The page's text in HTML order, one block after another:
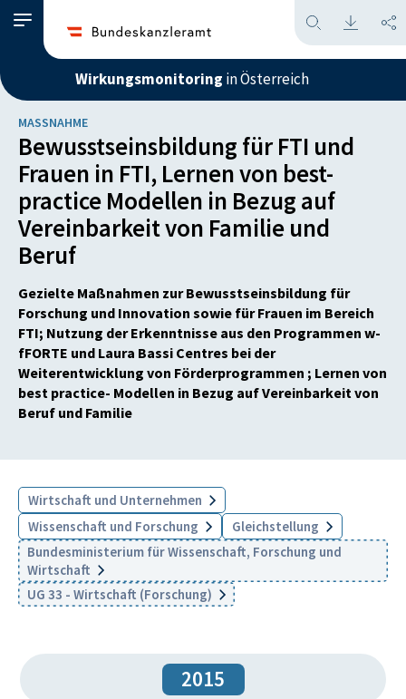
Wirkungsmonitoring in Österreich
MASSNAHME
Bewusstseinsbildung für FTI und
Frauen in FTI, Lernen von best-
practice Modellen in Bezug auf
Vereinbarkeit von Familie und
Beruf
Gezielte Maßnahmen zur Bewusstseinsbildung für
Forschung und Innovation sowie für Frauen im Bereich
FTI; Nutzung der Erkenntnisse aus den Programmen w-
fFORTE und Laura Bassi Centres bei der
Weiterentwicklung von Förderprogrammen ; Lernen von
best practice- Modellen in Bezug auf Vereinbarkeit von
Beruf und Familie
Wirtschaft und Unternehmen
Wissenschaft und Forschung
Gleichstellung
Bundesministerium für Wissenschaft, Forschung und
Wirtschaft
UG 33 - Wirtschaft (Forschung)
2015